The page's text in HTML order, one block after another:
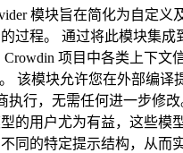
模块旨在简化为自定义
过程。 通过将此模块集成
项目中各类上下文
该模块允许您在外部编译
执行，无需任何进一步修
的用户尤为有益，这些模
同的特定提示结构，从而